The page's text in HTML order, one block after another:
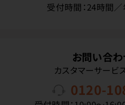
受付時間：24時間
お問い合
カスタマーサービ
0120-